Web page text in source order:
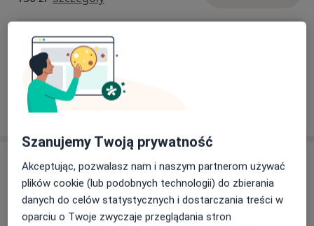
Prywatnie żona i mama dwóch wspaniałych córeczek a
nasz goldenek Karmel skradł nasze serca:)
Pasjonatka wszechstronnego rozwoju. Ćwiczę jogę,
uwielbiam naturę i spacery z psem. Zapraszam
serdecznie do współpracy:) Jolanta Miter
Konsultacja online
150 zł Szczegóły
W jaki sposób ustalane są ceny?
Adresy (2)
Adres Online
Szanujemy Twoją prywatność
Akceptując, pozwalasz nam i naszym partnerom używać
plików cookie (lub podobnych technologii) do zbierania
danych do celów statystycznych i dostarczania treści w
oparciu o Twoje zwyczaje przeglądania stron